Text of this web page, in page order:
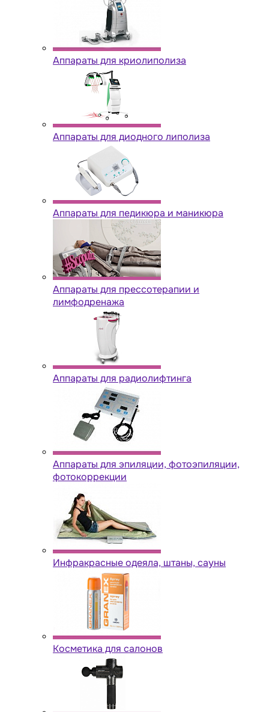
Аппараты для криолиполиза
Аппараты для диодного липолиза
Аппараты для педикюра и маникюра
Аппараты для прессотерапии и
лимфодренажа
Аппараты для радиолифтинга
Аппараты для эпиляции, фотоэпиляции,
фотокоррекции
Инфракрасные одеяла, штаны, сауны
Косметика для салонов